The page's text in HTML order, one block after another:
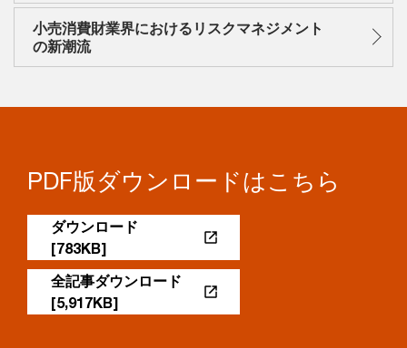
小売消費財業界におけるリスクマネジメント
の新潮流
PDF版ダウンロードはこちら
ダウンロード
[783KB]
全記事ダウンロード
[5,917KB]